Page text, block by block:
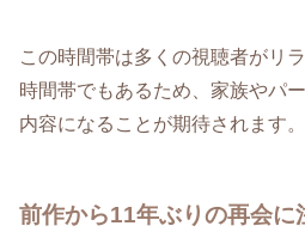
この時間帯は多くの視聴者がリ
時間帯でもあるため、家族やパ
内容になることが期待されます。
前作から11年ぶりの再会に